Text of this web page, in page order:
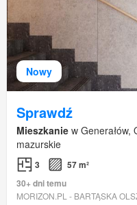
Nowy
Sprawdź
Mieszkanie w Generałów,
mazurskie
3
57 m²
30+ dni temu